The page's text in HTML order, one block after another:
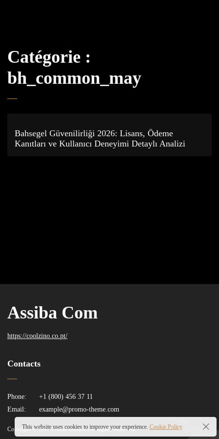
Catégorie :
bh_common_may
Bahsegel Güvenilirliği 2026: Lisans, Ödeme
Kanıtları ve Kullanıcı Deneyimi Detaylı Analizi
Assiba Com
https://coolzino.co.pt/
Contacts
Phone:
+1 (800) 456 37 11
Email:
example@promo-theme.com
Copyright © 2017 Promo-themes. All Rights Reserved.
This website uses cookies to improve your experience. Cookie Policy